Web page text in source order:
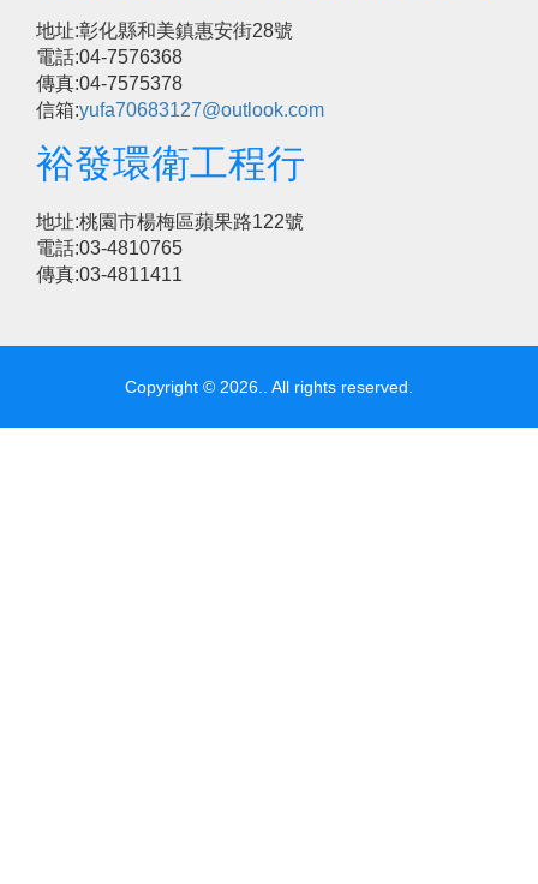
地址:彰化縣和美鎮惠安街28號
電話:04-7576368
傳真:04-7575378
信箱:yufa70683127@outlook.com
裕發環衛工程行
地址:桃園市楊梅區蘋果路122號
電話:03-4810765
傳真:03-4811411
Copyright © 2026.. All rights reserved.